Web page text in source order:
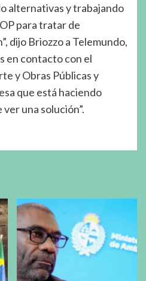
alternativas y trabajando
para tratar de
dijo Briozzo a Telemundo,
en contacto con el
y Obras Públicas y
que está haciendo
una solución”.